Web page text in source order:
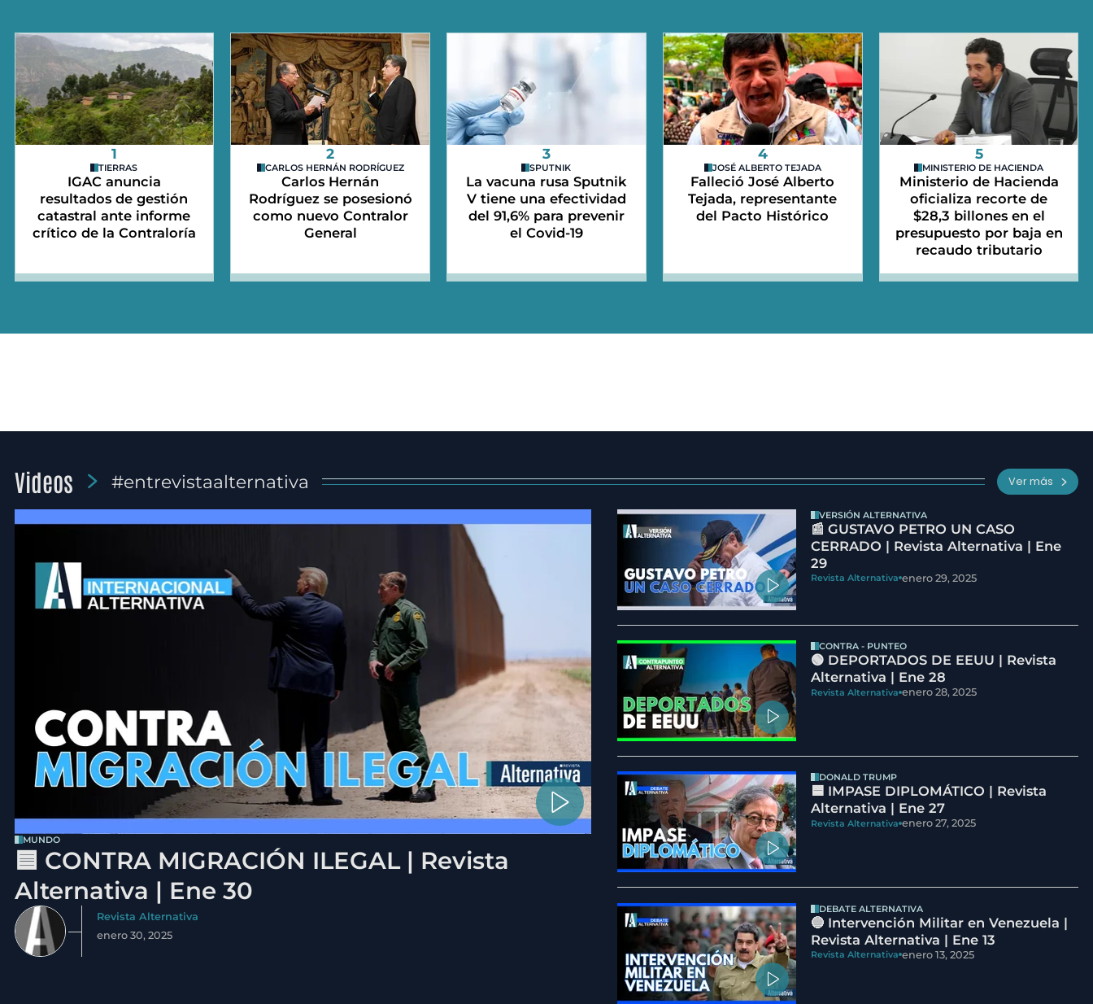
1
TIERRAS
IGAC anuncia
resultados de gestión
catastral ante informe
crítico de la Contraloría
2
CARLOS HERNÁN RODRÍGUEZ
Carlos Hernán
Rodríguez se posesionó
como nuevo Contralor
General
3
SPUTNIK
La vacuna rusa Sputnik
V tiene una efectividad
del 91,6% para prevenir
el Covid-19
4
JOSÉ ALBERTO TEJADA
Falleció José Alberto
Tejada, representante
del Pacto Histórico
5
MINISTERIO DE HACIENDA
Ministerio de Hacienda
oficializa recorte de
$28,3 billones en el
presupuesto por baja en
recaudo tributario
Videos #entrevistaalternativa Ver más
MUNDO
🟦 CONTRA MIGRACIÓN ILEGAL | Revista
Alternativa | Ene 30
Revista Alternativa
enero 30, 2025
VERSIÓN ALTERNATIVA
📰 GUSTAVO PETRO UN CASO
CERRADO | Revista Alternativa | Ene
29
Revista Alternativa enero 29, 2025
CONTRA - PUNTEO
🟢 DEPORTADOS DE EEUU | Revista
Alternativa | Ene 28
Revista Alternativa enero 28, 2025
DONALD TRUMP
🟦 IMPASE DIPLOMÁTICO | Revista
Alternativa | Ene 27
Revista Alternativa enero 27, 2025
DEBATE ALTERNATIVA
🔵 Intervención Militar en Venezuela |
Revista Alternativa | Ene 13
Revista Alternativa enero 13, 2025